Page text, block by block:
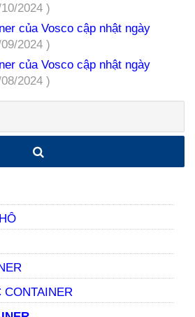
2024 )
của Vosco cập nhật ngày
2024 )
của Vosco cập nhật ngày
2024 )
CONTAINER